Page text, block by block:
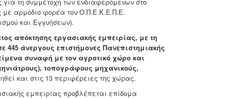
με αρμόδιο φορέα τον Ο.Π.Ε.Κ.Ε.Π.Ε.
και Εγγυήσεων).
απόκτησης εργασιακής εμπειρίας, με τη
άνεργους επιστήμονες Πανεπιστημιακής
συναφή με τον αγροτικό χώρο και
τοπογράφους μηχανικούς,
και στις 13 περιφέρειες της χώρας.
εμπειρίας προβλέπεται επίδομα